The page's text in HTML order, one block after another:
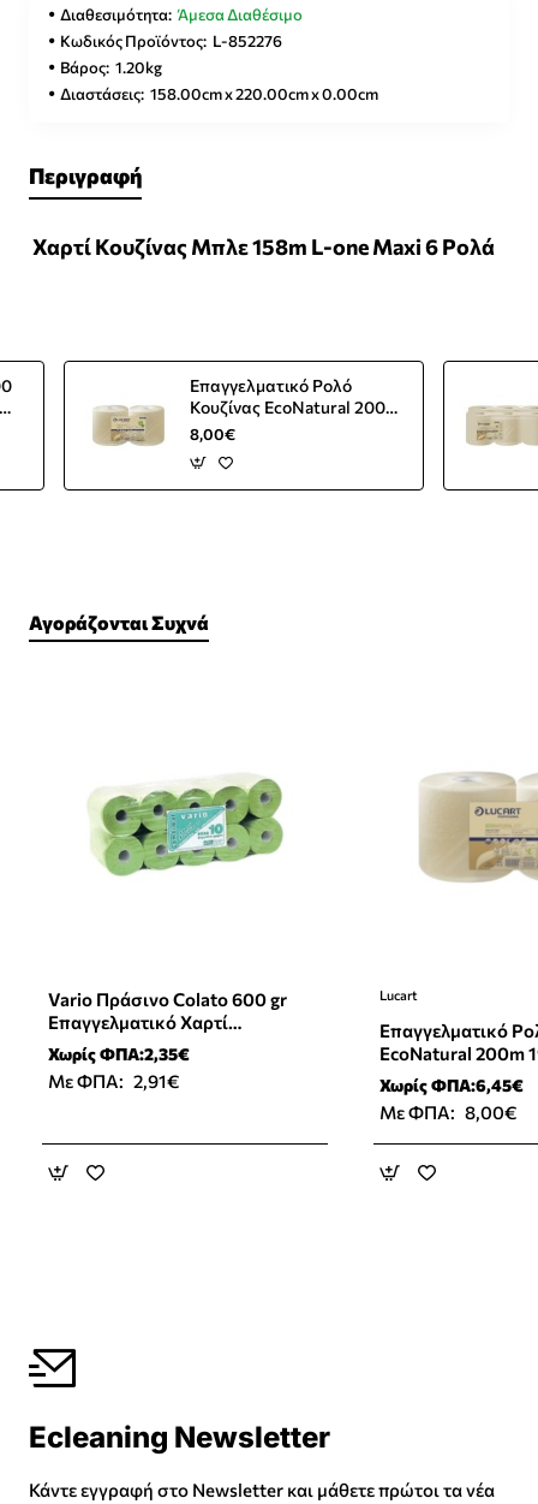
Διαθεσιμότητα: Άμεσα Διαθέσιμο
Κωδικός Προϊόντος: L-852276
Βάρος: 1.20kg
Διαστάσεις: 158.00cm x 220.00cm x 0.00cm
Περιγραφή
Χαρτί Κουζίνας Μπλε 158m L-one Maxi 6 Ρολά
Επαγγελματικό Ρολό
Κουζίνας EcoNatural 200m
1900gr 800τεμ
8,00€
Αγοράζονται Συχνά
Vario Πράσινο Colato 600 gr
Επαγγελματικό Χαρτί
Καθαρισμού 1 Ρόλο
Χωρίς ΦΠΑ:2,35€
Με ΦΠΑ: 2,91€
Lucart
Επαγγελματικό
EcoNatural 200m
800τεμ
Χωρίς ΦΠΑ:6,45€
Με ΦΠΑ: 8,00€
Ecleaning Newsletter
Κάντε εγγραφή στο Newsletter και μάθετε πρώτοι τα νέα